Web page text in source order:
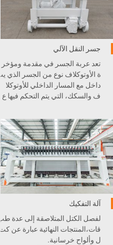
جسر النقل الآلي
تعد عربة الجسر في مقدمة ومؤخر
ة الأوتوكلاف نوع من الجسر الذي يت
داخل مع المسار الداخلي للأوتوكلا
ف والسكك، التي يتم التحكم فيها ع
ي لتحقيق التشغيل الآلي.
آلة التفكيك
لفصل الكتل المتلاصقة إلى عدة طب
قات،المنتجات النهائية عبارة عن كت
ل وألواح خرسانية.